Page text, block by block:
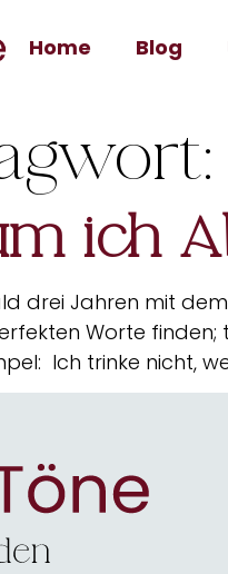
Home Blog
ich
drei Jahren mit
Worte finden;
Ich trinke nicht,